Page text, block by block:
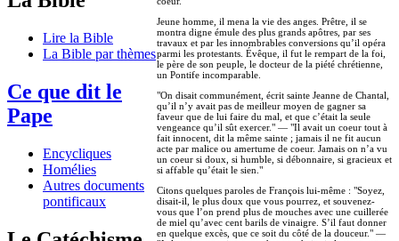
Lire la Bible
La Bible par thèmes
Ce que dit le
Pape
Encycliques
Homélies
Autres documents
pontificaux
Jeune homme, il mena la vie des anges. Prêtre, il se
montra digne émule des plus grands apôtres, par ses
travaux et par les innombrables conversions qu’il opéra
parmi les protestants. Évêque, il fut le rempart de la foi,
le père de son peuple, le docteur de la piété chrétienne,
un Pontife incomparable.
"On disait communément, écrit sainte Jeanne de Chantal,
qu’il n’y avait pas de meilleur moyen de gagner sa
faveur que de lui faire du mal, et que c’était la seule
vengeance qu’il sût exercer." — "Il avait un coeur tout à
fait innocent, dit la même sainte ; jamais il ne fit aucun
acte par malice ou amertume de coeur. Jamais on n’a vu
un coeur si doux, si humble, si débonnaire, si gracieux et
si affable qu’était le sien."
Citons quelques paroles de François lui-même : "Soyez,
disait-il, le plus doux que vous pourrez, et souvenez-
vous que l’on prend plus de mouches avec une cuillerée
de miel qu’avec cent barils de vinaigre. S’il faut donner
en quelque excès, que ce soit du côté de la douceur." —